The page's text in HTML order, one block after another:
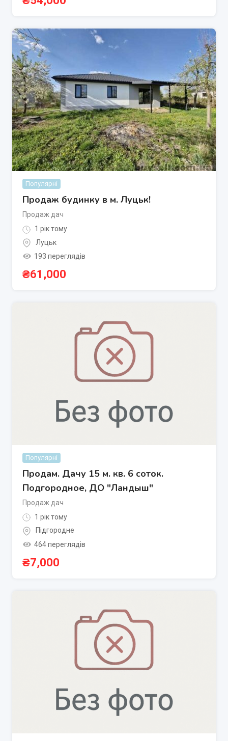
Популярні
Продаж будинку в м. Луцьк!
Продаж дач
1 рік тому
Луцьк
193 переглядів
₴61,000
Популярні
Продам. Дачу 15 м. кв. 6 соток.
Подгородное, ДО "Ландыш"
Продаж дач
1 рік тому
Підгородне
464 переглядів
₴7,000